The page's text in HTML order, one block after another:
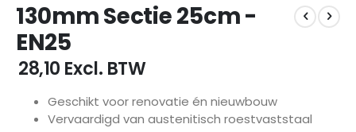
naar
het
begin
van
de
afbeeldingen-
gallerij
130mm Sectie 25cm -
EN25
€ 28,10 Excl. BTW
Geschikt voor renovatie én nieuwbouw
Vervaardigd van austenitisch roestvaststaal